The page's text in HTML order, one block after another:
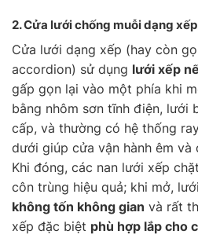
2. Cửa lưới chống muỗidạng xếp
Cửa lưới dạng xếp (hay còn
accordion) sử dụng lưới xếp
gấp gọn lại vào một phía khi
bằng nhôm sơn tĩnh điện, lưới
cấp, và thường có hệ thống
dưới giúp cửa vận hành êm và
Khi đóng, các nan lưới xếp
côn trùng hiệu quả; khi mở,
không tốn không gian và rất
xếp đặc biệt phù hợp lắp cho